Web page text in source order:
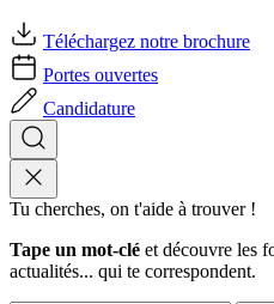
Téléchargez notre brochure
Portes ouvertes
Candidature
Tu cherches, on t'aide à trouver !
Tape un mot-clé et découvre les
actualités... qui te correspondent.